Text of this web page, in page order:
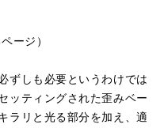
ージ）
ずしも必要というわけでは
ッティングされた歪みベー
ラリと光る部分を加え、適